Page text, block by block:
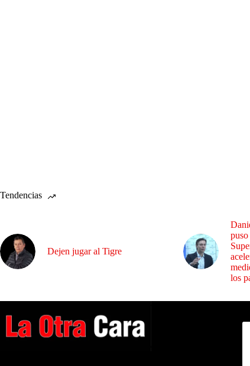
Tendencias
Dejen jugar al Tigre
puso
los